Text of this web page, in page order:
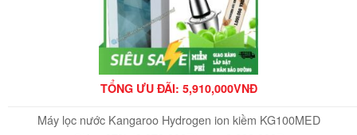
TỔNG ƯU ĐÃI: 5,910,000VNĐ
Máy lọc nước Kangaroo Hydrogen ion kiềm KG100MED